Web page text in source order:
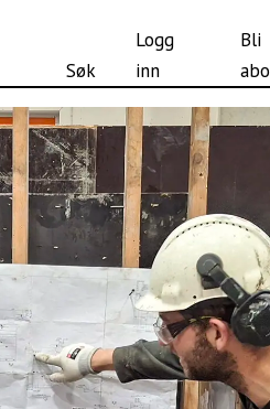
Søk
Logg
inn
Bli